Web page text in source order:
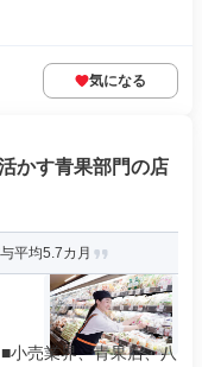
気になる
かす青果部門の店
平均5.7カ月
小売業界、青果店、八